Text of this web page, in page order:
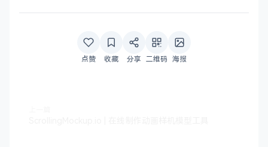
点赞 收藏 分享 二维码 海报